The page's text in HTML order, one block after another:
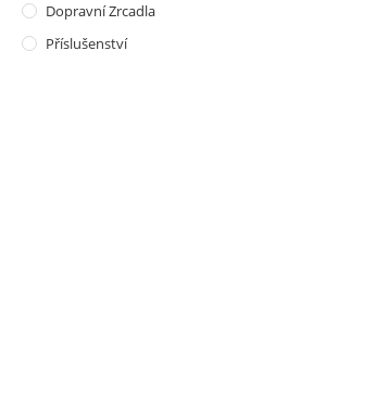
Dopravní Zrcadla
Příslušenství